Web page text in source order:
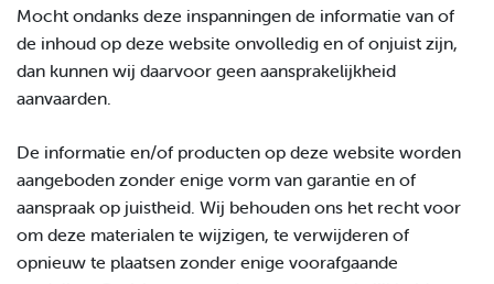
Mocht ondanks deze inspanningen de informatie van of
de inhoud op deze website onvolledig en of onjuist zijn,
dan kunnen wij daarvoor geen aansprakelijkheid
aanvaarden.
De informatie en/of producten op deze website worden
aangeboden zonder enige vorm van garantie en of
aanspraak op juistheid. Wij behouden ons het recht voor
om deze materialen te wijzigen, te verwijderen of
opnieuw te plaatsen zonder enige voorafgaande